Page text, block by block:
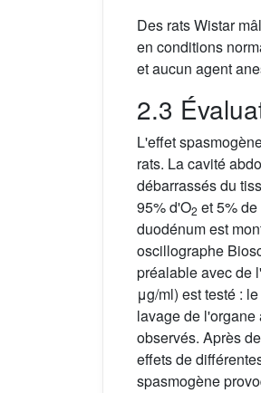
Des rats Wistar
en conditions
et aucun agent
2.3
L'effet
rats. La cavité
débarrassés du
95% d'O2 et 5%
duodénum est
oscillographe
préalable avec de
μg/ml) est testé :
lavage de l'organe
observés. Après
effets de
spasmogène